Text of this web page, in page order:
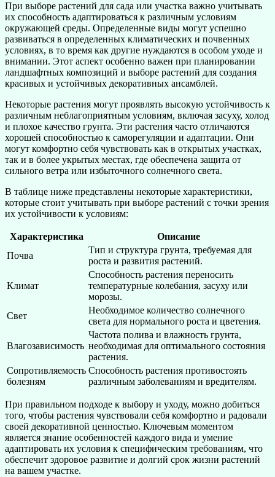
При выборе растений для сада или участка важно учитывать
их способность адаптироваться к различным условиям
окружающей среды. Определенные виды могут успешно
развиваться в определенных климатических и почвенных
условиях, в то время как другие нуждаются в особом уходе и
внимании. Этот аспект особенно важен при планировании
ландшафтных композиций и выборе растений для создания
красивых и устойчивых декоративных ансамблей.
Некоторые растения могут проявлять высокую устойчивость к
различным неблагоприятным условиям, включая засуху, холод
и плохое качество грунта. Эти растения часто отличаются
хорошей способностью к саморегуляции и адаптации. Они
могут комфортно себя чувствовать как в открытых участках,
так и в более укрытых местах, где обеспечена защита от
сильного ветра или избыточного солнечного света.
В таблице ниже представлены некоторые характеристики,
которые стоит учитывать при выборе растений с точки зрения
их устойчивости к условиям:
Характеристика
Описание
Почва
Тип и структура грунта, требуемая для
роста и развития растений.
Климат
Способность растения переносить
температурные колебания, засуху или
морозы.
Свет
Необходимое количество солнечного
света для нормального роста и цветения.
Влагозависимость
Частота полива и влажность грунта,
необходимая для оптимального состояния
растения.
Сопротивляемость
болезням
Способность растения противостоять
различным заболеваниям и вредителям.
При правильном подходе к выбору и уходу, можно добиться
того, чтобы растения чувствовали себя комфортно и радовали
своей декоративной ценностью. Ключевым моментом
является знание особенностей каждого вида и умение
адаптировать их условия к специфическим требованиям, что
обеспечит здоровое развитие и долгий срок жизни растений
на вашем участке.